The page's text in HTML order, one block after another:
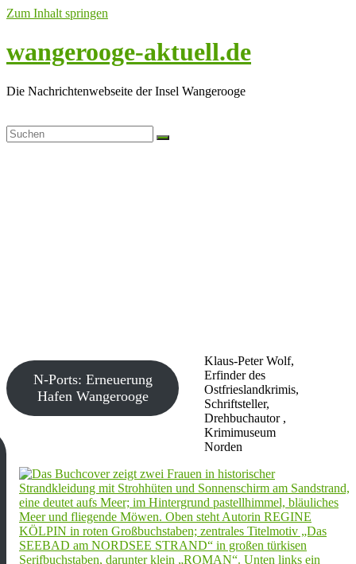
Zum Inhalt springen
wangerooge-aktuell.de
Die Nachrichtenwebseite der Insel Wangerooge
Klaus-Peter Wolf,
Erfinder des
Ostfrieslandkrimis,
Schriftsteller,
Drehbuchautor ,
Krimimuseum
Norden
N-Ports: Erneuerung
Hafen Wangerooge